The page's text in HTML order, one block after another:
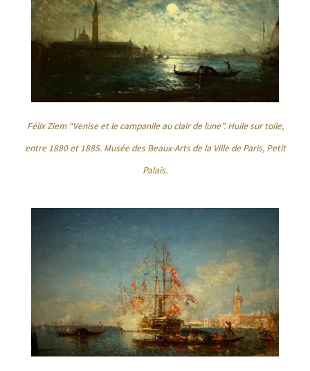
Félix Ziem “Venise et le campanile au clair de lune”. Huile sur toile,
entre 1880 et 1885. Musée des Beaux-Arts de la Ville de Paris, Petit
Palais.